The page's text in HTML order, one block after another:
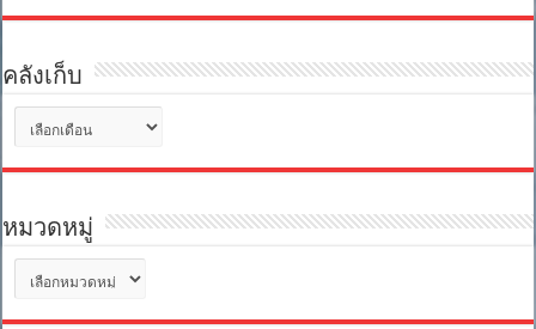
คลังเก็บ
เก็บ
หมวดหมู่
หมู่